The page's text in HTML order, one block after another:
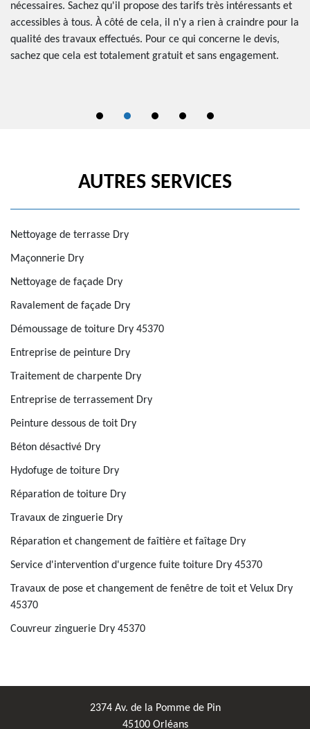
nécessaires. Sachez qu'il propose des tarifs très intéressants et
accessibles à tous. À côté de cela, il n'y a rien à craindre pour la
qualité des travaux effectués. Pour ce qui concerne le devis,
sachez que cela est totalement gratuit et sans engagement.
AUTRES SERVICES
Nettoyage de terrasse Dry
Maçonnerie Dry
Nettoyage de façade Dry
Ravalement de façade Dry
Démoussage de toiture Dry 45370
Entreprise de peinture Dry
Traitement de charpente Dry
Entreprise de terrassement Dry
Peinture dessous de toit Dry
Béton désactivé Dry
Hydofuge de toiture Dry
Réparation de toiture Dry
Travaux de zinguerie Dry
Réparation et changement de faîtière et faîtage Dry
Service d'intervention d'urgence fuite toiture Dry 45370
Travaux de pose et changement de fenêtre de toit et Velux Dry
45370
Couvreur zinguerie Dry 45370
2374 Av. de la Pomme de Pin
45100 Orléans